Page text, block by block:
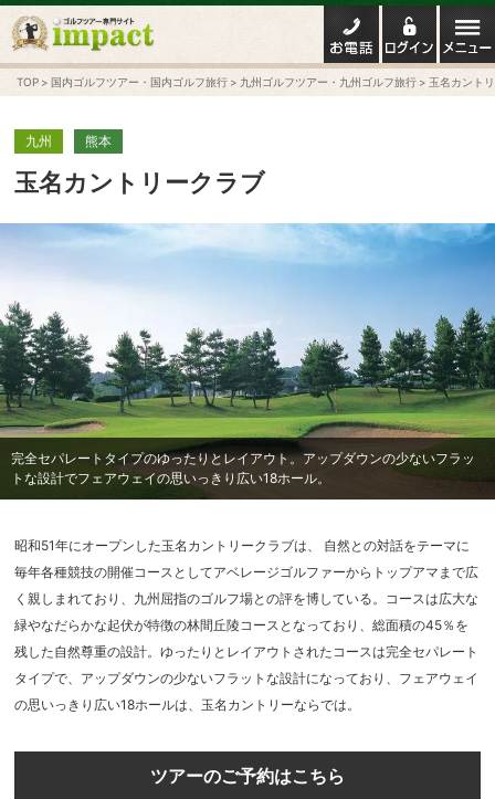
TOP 国内ゴルフツアー・国内ゴルフ旅行 九州ゴルフツアー・九州ゴルフ旅行 玉名カント
九州 熊本
玉名カントリークラブ
完全セパレートタイプのゆったりとレイアウト。アップダウンの少ないフラッ
トな設計でフェアウェイの思いっきり広い18ホール。
昭和51年にオープンした玉名カントリークラブは、 自然との対話をテーマに
毎年各種競技の開催コースとしてアベレージゴルファーからトップアマまで広
く親しまれており、九州屈指のゴルフ場との評を博している。コースは広大な
緑やなだらかな起伏が特徴の林間丘陵コースとなっており、総面積の45％を
残した自然尊重の設計。ゆったりとレイアウトされたコースは完全セパレート
タイプで、アップダウンの少ないフラットな設計になっており、フェアウェイ
の思いっきり広い18ホールは、玉名カントリーならでは。
ツアーのご予約はこちら